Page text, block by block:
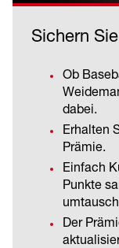
Sichern
Ob
dabei.
Erhalten
Prämie.
Einfach
Punkte
Der